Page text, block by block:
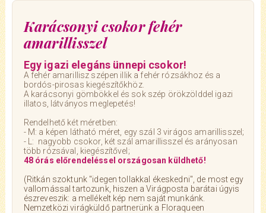
Karácsonyi csokor fehér
amarillisszel
Egy igazi elegáns ünnepi csokor!
A fehér amarillisz szépen illik a fehér rózsákhoz és a
bordós-pirosas kiegészítőkhöz.
A karácsonyi gömbökkel és sok szép örökzölddel igazi
illatos, látványos meglepetés!
Rendelhető két méretben:
- M: a képen látható méret, egy szál 3 virágos amarillisszel;
- L: nagyobb csokor, két szál amarillisszel és arányosan
több rózsával, kiegészítővel;
48 órás előrendeléssel országosan küldhető!
(Ritkán szoktunk "idegen tollakkal ékeskedni", de most egy
vallomással tartozunk, hiszen a Virágposta barátai úgyis
észreveszik: a mellékelt kép nem saját munkánk.
Nemzetközi virágküldő partnerünk a Floraqueen